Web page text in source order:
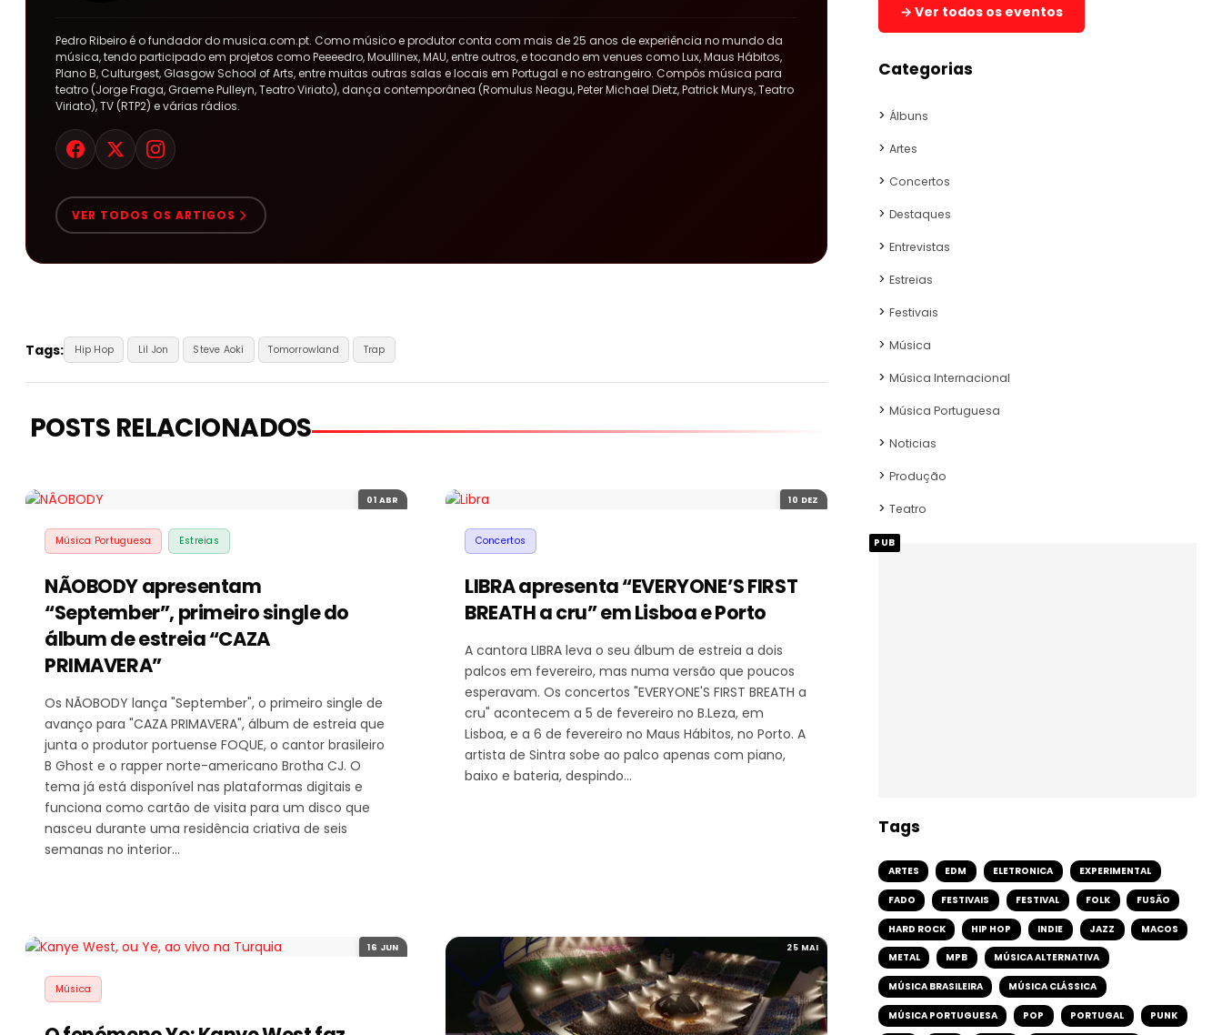
Pedro Ribeiro é o fundador do musica.com.pt. Como músico e produtor conta com mais de 25 anos de experiência no mundo da
música, tendo participado em projetos como Peeeedro, Moullinex, MAU, entre outros, e tocando em venues como Lux, Maus Hábitos,
Plano B, Culturgest, Glasgow School of Arts, entre muitas outras salas e locais em Portugal e no estrangeiro. Compôs música para
teatro (Jorge Fraga, Graeme Pulleyn, Teatro Viriato), dança contemporânea (Romulus Neagu, Peter Michael Dietz, Patrick Murys, Teatro
Viriato), TV (RTP2) e várias rádios.
VER TODOS OS ARTIGOS
Tags: Hip Hop Lil Jon Steve Aoki Tomorrowland Trap
POSTS RELACIONADOS
01 ABR
Música Portuguesa Estreias
NÃOBODY apresentam
“September”, primeiro single do
álbum de estreia “CAZA
PRIMAVERA”
Os NÃOBODY lança "September", o primeiro single de
avanço para "CAZA PRIMAVERA", álbum de estreia que
junta o produtor portuense FOQUE, o cantor brasileiro
B Ghost e o rapper norte-americano Brotha CJ. O
tema já está disponível nas plataformas digitais e
funciona como cartão de visita para um disco que
nasceu durante uma residência criativa de seis
semanas no interior…
10 DEZ
Concertos
LIBRA apresenta “EVERYONE’S FIRST
BREATH a cru” em Lisboa e Porto
A cantora LIBRA leva o seu álbum de estreia a dois
palcos em fevereiro, mas numa versão que poucos
esperavam. Os concertos "EVERYONE'S FIRST BREATH a
cru" acontecem a 5 de fevereiro no B.Leza, em
Lisboa, e a 6 de fevereiro no Maus Hábitos, no Porto. A
artista de Sintra sobe ao palco apenas com piano,
baixo e bateria, despindo…
16 JUN
Música
25 MAI
→ Ver todos os eventos
Categorias
Álbuns
Artes
Concertos
Destaques
Entrevistas
Estreias
Festivais
Música
Música Internacional
Música Portuguesa
Noticias
Produção
Teatro
PUB
Tags
ARTES EDM ELETRONICA EXPERIMENTAL
FADO FESTIVAIS FESTIVAL FOLK FUSÃO
HARD ROCK HIP HOP INDIE JAZZ MACOS
METAL MPB MÚSICA ALTERNATIVA
MÚSICA BRASILEIRA MÚSICA CLÁSSICA
MÚSICA PORTUGUESA POP PORTUGAL PUNK